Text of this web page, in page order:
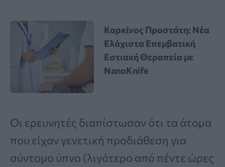
Καρκίνος Προστάτη: Νέα
Ελάχιστα Επεμβατική
Εστιακή Θεραπεία με
NanoKnife
Οι ερευνητές διαπίστωσαν ότι τα άτομα
που είχαν γενετική προδιάθεση για
σύντομο ύπνο (λιγότερο από πέντε ώρες